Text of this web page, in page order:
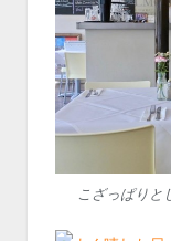
こざっぱりと